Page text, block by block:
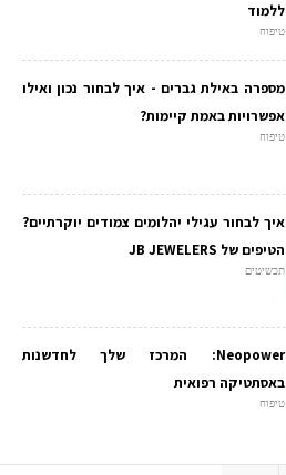
ללמוד
טיפוח
מספרה באילת גברים - איך לבחור נכון ואילו
אפשרויות באמת קיימות?
טיפוח
איך לבחור עגילי יהלומים צמודים יוקרתיים?
הטיפים של JB JEWELERS
תכשיטים
Neopower: המרכז שלך לחדשנות
באסתטיקה רפואית
טיפוח